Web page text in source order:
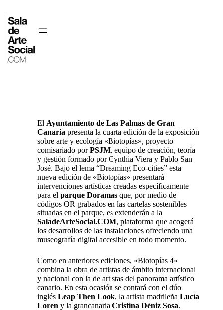
El Ayuntamiento de Las Palmas de Gran
Canaria presenta la cuarta edición de la exposición
sobre arte y ecología «Biotopías», proyecto
comisariado porPSJM, equipo de creación, teoría
y gestión formado por Cynthia Viera y Pablo San
José. Bajo el lema “Dreaming Eco-cities” esta
nueva edición de «Biotopías» presentará
intervenciones artísticas creadas específicamente
para el parque Doramas que, por medio de
códigos QR grabados en las cartelas sostenibles
situadas en el parque, es extenderán a la
SaladeArteSocial.COM, plataforma que acogerá
los desarrollos de las instalaciones ofreciendo una
museografía digital accesible en todo momento.
Como en anteriores ediciones, «Biotopías 4»
combina la obra de artistas de ámbito internacional
y nacional con la de artistas del panorama artístico
canario. En esta ocasión se contará con el dúo
inglés Leap Then Look, la artista madrileña Lucía
Loren y la grancanaria Cristina Déniz Sosa.